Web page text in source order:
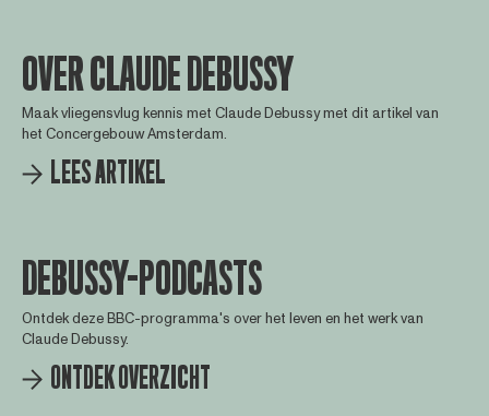
OVER CLAUDE DEBUSSY
Maak vliegensvlug kennis met Claude Debussy met dit artikel van
het Concergebouw Amsterdam.
LEES ARTIKEL
DEBUSSY-PODCASTS
Ontdek deze BBC-programma's over het leven en het werk van
Claude Debussy.
ONTDEK OVERZICHT